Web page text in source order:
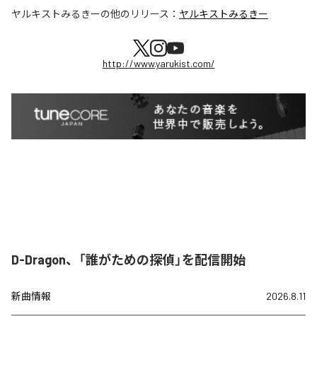
ヤルキストみるきーの他のリリース： ヤルキストみるきー
http://www.yarukist.com/
D-Dragon、「誰がための探偵」を配信開始
新曲情報 2026.8.11